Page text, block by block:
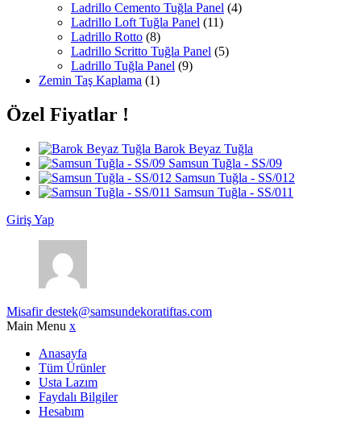
Ladrillo Cemento Tuğla Panel (4)
Ladrillo Loft Tuğla Panel (11)
Ladrillo Rotto (8)
Ladrillo Scritto Tuğla Panel (5)
Ladrillo Tuğla Panel (9)
Zemin Taş Kaplama (1)
Özel Fiyatlar !
Barok Beyaz Tuğla
Samsun Tuğla - SS/09
Samsun Tuğla - SS/012
Samsun Tuğla - SS/011
Giriş Yap
Misafirdestek@samsundekoratiftas.com
Main Menu x
Anasayfa
Tüm Ürünler
Usta Lazım
Faydalı Bilgiler
Hesabım